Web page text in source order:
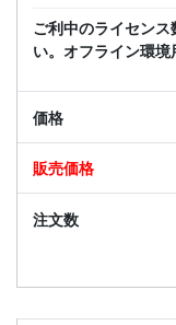
ご利中のライセン
い。オフライン環境